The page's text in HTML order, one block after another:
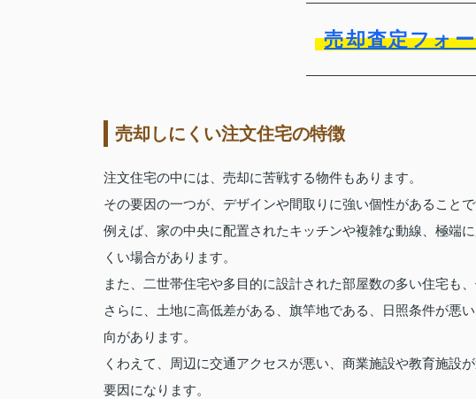
売却査定フォ
売却しにくい注文住宅の特徴
注文住宅の中には、売却に苦戦する物件もあります。
その要因の一つが、デザインや間取りに強い個性があることで
例えば、家の中央に配置されたキッチンや複雑な動線、極端
くい場合があります。
また、二世帯住宅や多目的に設計された部屋数の多い住宅も
さらに、土地に高低差がある、旗竿地である、日照条件が悪
向があります。
くわえて、周辺に交通アクセスが悪い、商業施設や教育施設
要因になります。